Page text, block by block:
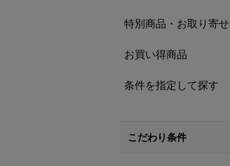
特別商品・お取り寄せ
お買い得商品
条件を指定して探す
こだわり条件